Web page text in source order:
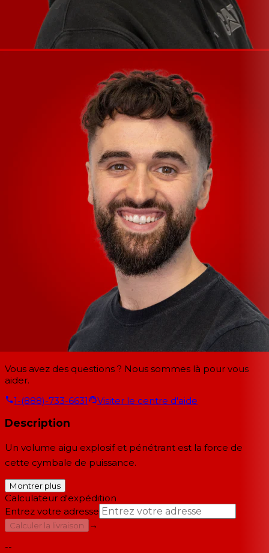
Vous avez des questions ? Nous sommes là pour vous
aider.
1-(888)-733-6631
Visiter le centre d'aide
Description
Un volume aigu explosif et pénétrant est la force de
cette cymbale de puissance.
Montrer plus
Calculateur d'expédition
Entrez votre adresse
Calculer la livraison
→
--